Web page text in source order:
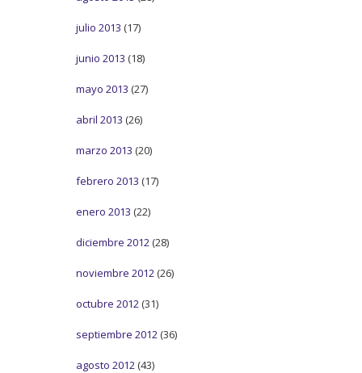
julio 2013 (17)
junio 2013 (18)
mayo 2013 (27)
abril 2013 (26)
marzo 2013 (20)
febrero 2013 (17)
enero 2013 (22)
diciembre 2012 (28)
noviembre 2012 (26)
octubre 2012 (31)
septiembre 2012 (36)
agosto 2012 (43)